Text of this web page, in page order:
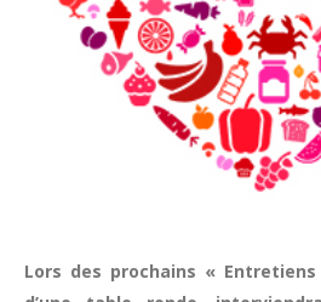
Lors des prochains «